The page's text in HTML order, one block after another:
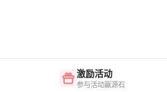
激励活动
参与活动赢源石